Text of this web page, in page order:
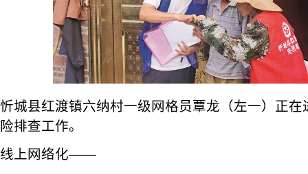
忻城县红渡镇六纳村一级网格员覃龙（左一）正
险排查工作。
线上网络化——